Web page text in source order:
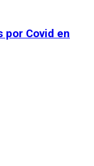
por Covid en